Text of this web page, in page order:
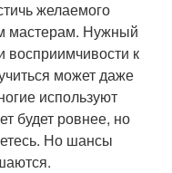
желаемого
мастерам. Нужный
восприимчивости к
может даже
используют
будет ровнее, но
Но шансы